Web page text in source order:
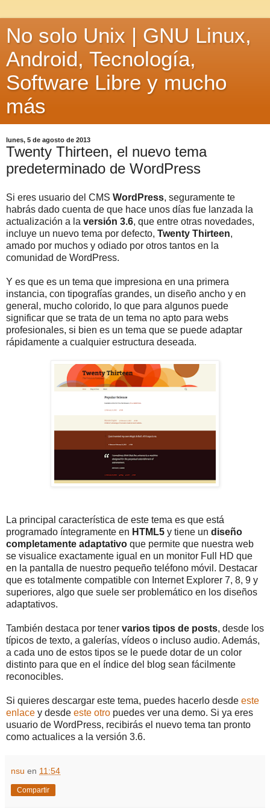
No solo Unix | GNU Linux,
Android, Tecnología,
Software Libre y mucho
más
lunes, 5 de agosto de 2013
Twenty Thirteen, el nuevo tema
predeterminado de WordPress
Si eres usuario del CMS WordPress, seguramente te
habrás dado cuenta de que hace unos días fue lanzada la
actualización a la versión 3.6, que entre otras novedades,
incluye un nuevo tema por defecto, Twenty Thirteen,
amado por muchos y odiado por otros tantos en la
comunidad de WordPress.
Y es que es un tema que impresiona en una primera
instancia, con tipografías grandes, un diseño ancho y en
general, mucho colorido, lo que para algunos puede
significar que se trata de un tema no apto para webs
profesionales, si bien es un tema que se puede adaptar
rápidamente a cualquier estructura deseada.
La principal característica de este tema es que está
programado íntegramente en HTML5 y tiene un diseño
completamente adaptativo que permite que nuestra web
se visualice exactamente igual en un monitor Full HD que
en la pantalla de nuestro pequeño teléfono móvil. Destacar
que es totalmente compatible con Internet Explorer 7, 8, 9 y
superiores, algo que suele ser problemático en los diseños
adaptativos.
También destaca por tener varios tipos de posts, desde los
típicos de texto, a galerías, vídeos o incluso audio. Además,
a cada uno de estos tipos se le puede dotar de un color
distinto para que en el índice del blog sean fácilmente
reconocibles.
Si quieres descargar este tema, puedes hacerlo desde este
enlace y desde este otro puedes ver una demo. Si ya eres
usuario de WordPress, recibirás el nuevo tema tan pronto
como actualices a la versión 3.6.
nsu en 11:54
Compartir